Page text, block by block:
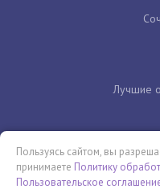
Лучшие
Пользуясь сайтом, вы
принимаете Политику
Пользовательское